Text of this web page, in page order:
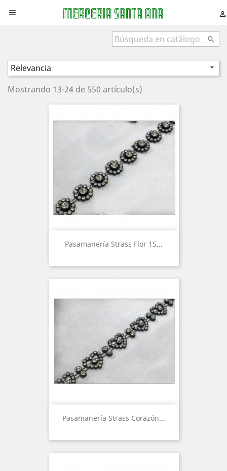
 

Relevancia 
Mostrando 13-24 de 550 artículo(s)
Pasamanería Strass Flor 15...
Pasamanería Strass Corazón...